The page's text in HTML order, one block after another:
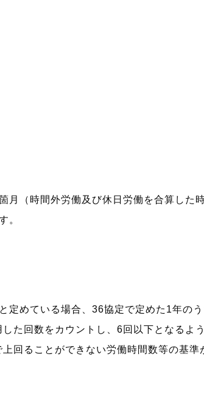
（時間外労働及び休日労働を合算した
。
めている場合、36協定で定めた1年の
た回数をカウントし、6回以下となるよ
回ることができない労働時間数等の基準